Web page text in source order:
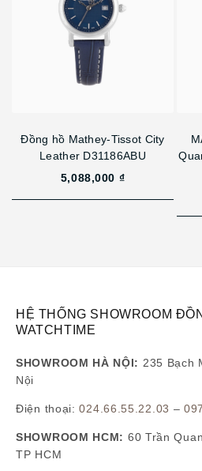
Đồng hồ Mathey-Tissot City
Leather D31186ABU
5,088,000 ₫
HỆ THỐNG SHOWROOM
WATCHTIME
SHOWROOM HÀ NỘI: 235 Bạch
Nội
Điện thoại:024.66.55.22.03 –
SHOWROOM HCM: 60 Trần
TP HCM